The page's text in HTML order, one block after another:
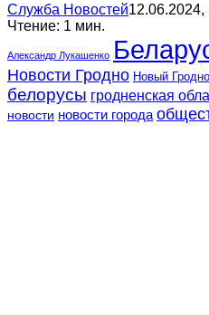
Служба Новостей12.06.2024,
Чтение: 1 мин.
Александр Лукашенко
Новости Гродно Новый Гродно
белорусы гродненская
новости новости города